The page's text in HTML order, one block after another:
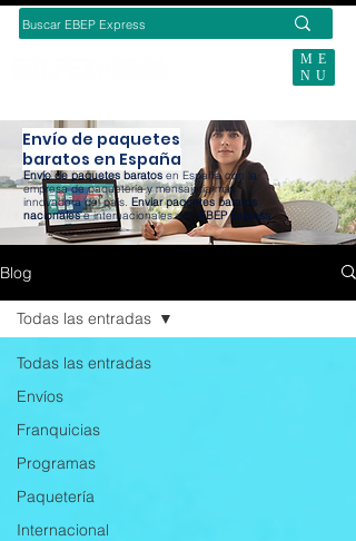
ME
NU
Envío de paquetes
baratos en España
Envío de paquetes baratos en España con la
empresa de paquetería y mensajería más
innovadora del país. Enviar paquetes baratos
nacionalese internacionales con EBEP Express.
Blog
Todas las entradas
Envíos
Franquicias
Programas
Paquetería
Internacional
Todas las entradas